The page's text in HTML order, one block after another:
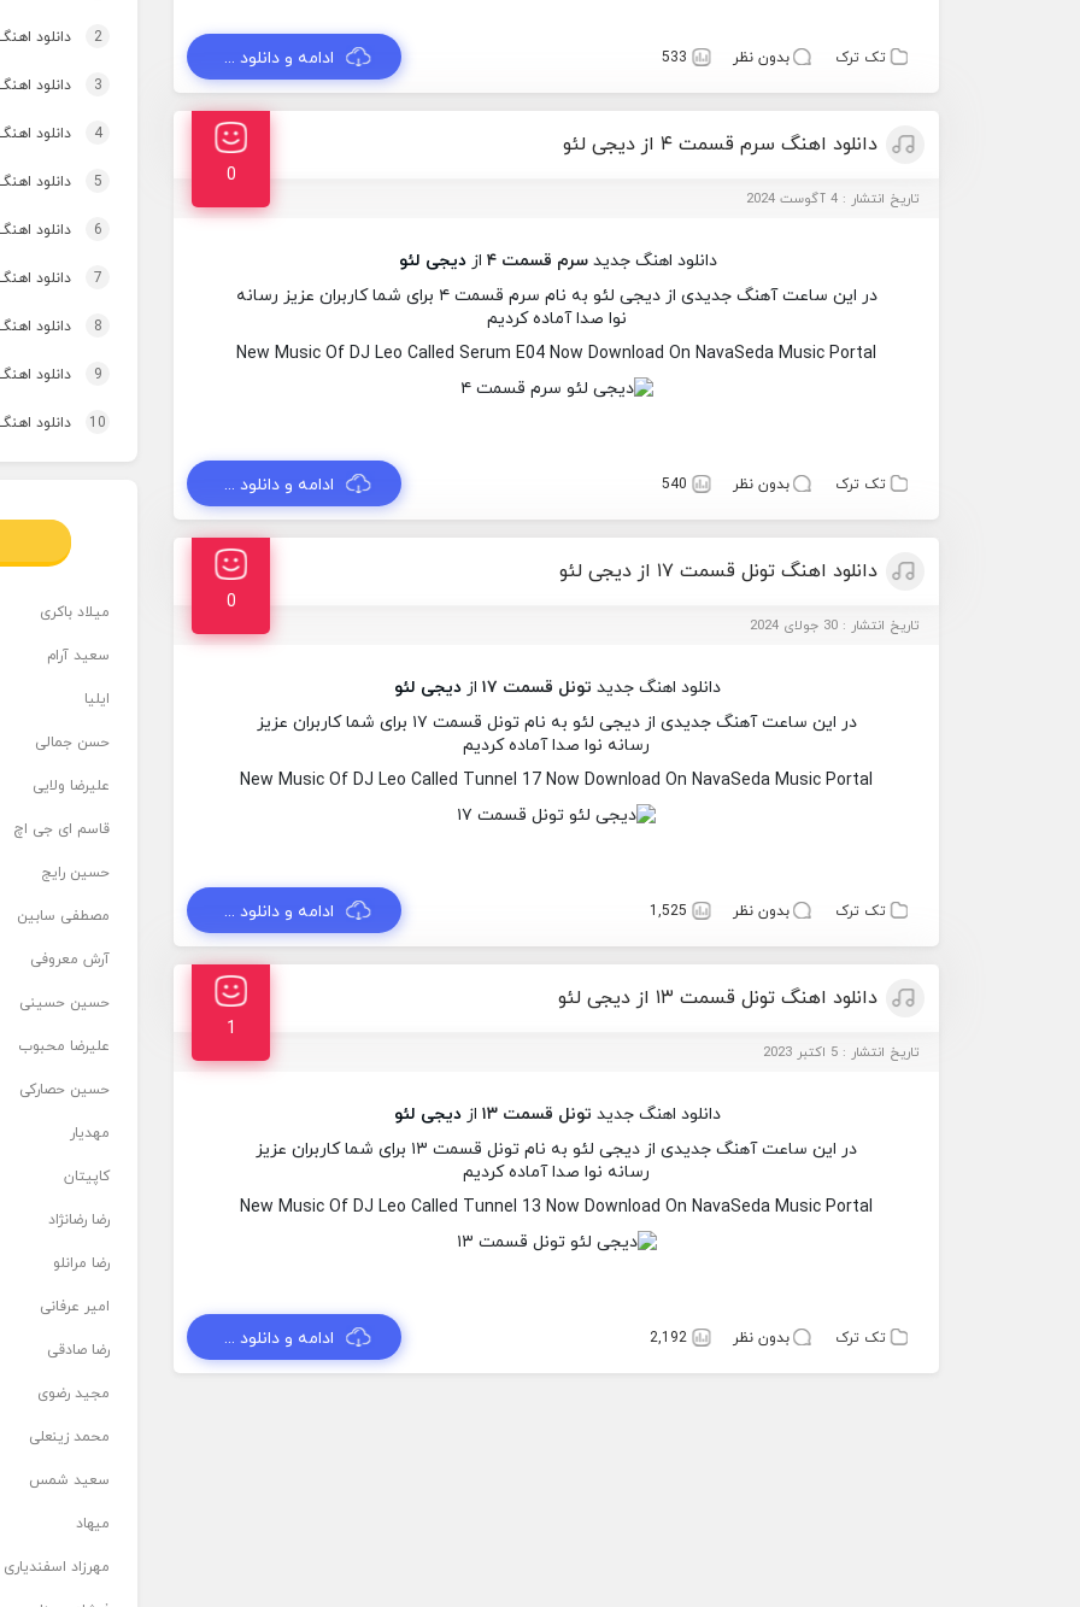
تک ترک بدون نظر 533 ادامه و دانلود ...
دانلود اهنگ سرم قسمت ۴ از دیجی لئو
0
تاریخ انتشار : 4 آگوست 2024
دانلود اهنگ جدیدسرم قسمت ۴ ازدیجی لئو
در این ساعت آهنگ جدیدی از دیجی لئو به نام سرم قسمت ۴ برای شما کاربران عزیز رسانه
نوا صدا آماده کردیم
New Music Of DJ Leo Called Serum E04 Now Download On NavaSeda Music Portal
تک ترک بدون نظر 540 ادامه و دانلود ...
دانلود اهنگ تونل قسمت ۱۷ از دیجی لئو
0
تاریخ انتشار : 30 جولای 2024
دانلود اهنگ جدید تونل قسمت ۱۷ از دیجی لئو
در این ساعت آهنگ جدیدی از دیجی لئو به نام تونل قسمت ۱۷ برای شما کاربران عزیز
رسانه نوا صدا آماده کردیم
New Music Of DJ Leo Called Tunnel 17 Now Download On NavaSeda Music Portal
تک ترک بدون نظر 1,525 ادامه و دانلود ...
دانلود اهنگ تونل قسمت ۱۳ از دیجی لئو
1
تاریخ انتشار : 5 اکتبر 2023
دانلود اهنگ جدید تونل قسمت ۱۳ از دیجی لئو
در این ساعت آهنگ جدیدی از دیجی لئو به نام تونل قسمت ۱۳ برای شما کاربران عزیز
رسانه نوا صدا آماده کردیم
New Music Of DJ Leo Called Tunnel 13 Now Download On NavaSeda Music Portal
تک ترک بدون نظر 2,192 ادامه و دانلود ...
2 دانلود اهنگ تاپ و
3 دانلود
4 دانلود اهنگ برنو
5 دانلود
6 دانلود
7 دانلود
8 دانلود
9 دانلود
10 دانلود
میلاد باکری
سعید آرام
ایلیا
حسن جمالی
علیرضا ولایی
قاسم ای جی اچ
حسین رایج
مصطفی سابین
آرش معروفی
حسین حسینی
علیرضا محبوب
حسین حصارکی
مهدیار
کاپیتان
رضا رضانژاد
رضا مرانلو
امیر عرفانی
رضا صادقی
مجید رضوی
محمد زینعلی
سعید شمس
میهاد
مهرزاد اسفندیاری